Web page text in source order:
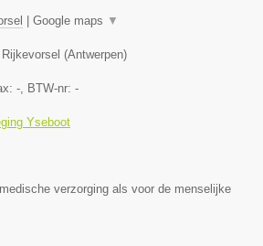
Google maps ▼
Rijkevorsel (Antwerpen)
-, BTW-nr: -
Yseboot
verzorging als voor de menselijke